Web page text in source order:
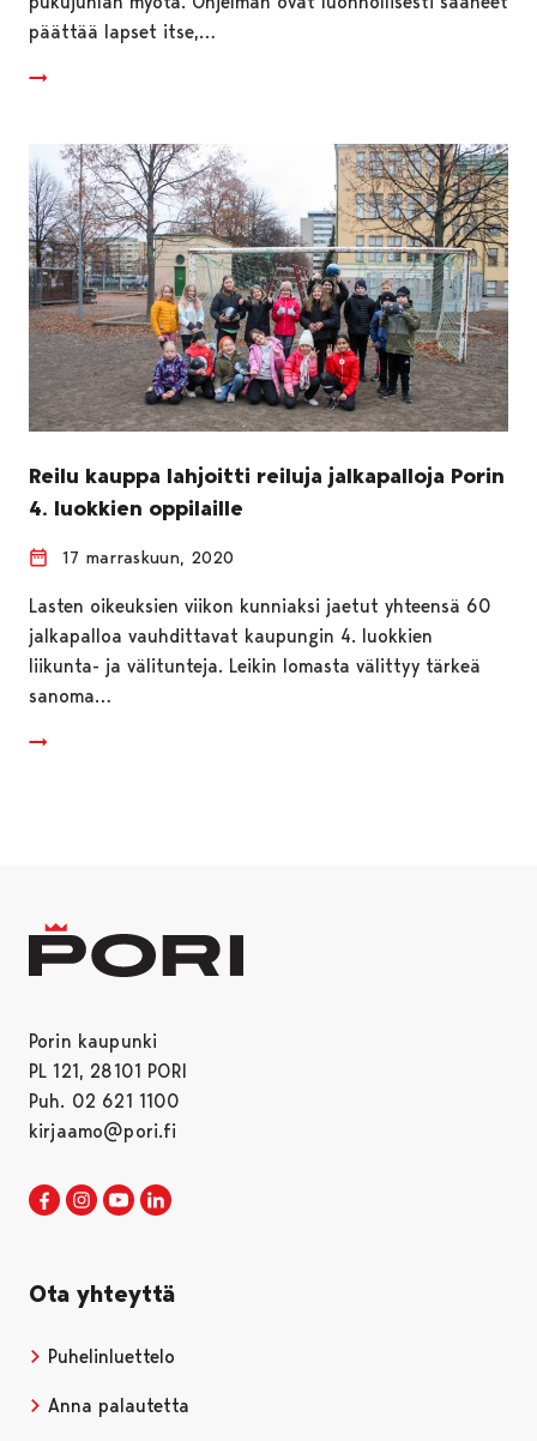
päättää lapset itse,…
Reilu kauppa lahjoitti reiluja jalkapalloja Porin
4. luokkien oppilaille
17 marraskuun, 2020
Lasten oikeuksien viikon kunniaksi jaetut yhteensä 60
jalkapalloa vauhdittavat kaupungin 4. luokkien
liikunta- ja välitunteja. Leikin lomasta välittyy tärkeä
sanoma…
Porin kaupunki
PL 121, 28101 PORI
Puh. 02 621 1100
kirjaamo@pori.fi
Porin kaupunki Facebookissa
Avautuu uudessa välilehdessä
Porin kaupunki Instagramissa
Avautuu uudessa välilehdessä
Porin kaupunki Youtubessa
Avautuu uudessa välilehdessä
Ota yhteyttä
Puhelinluettelo
Anna palautetta